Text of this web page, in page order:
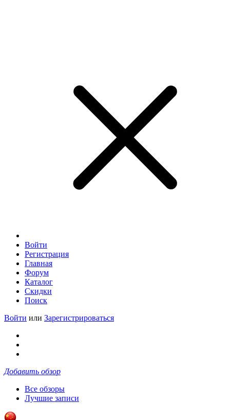
Войти
Регистрация
Главная
Форум
Каталог
Скидки
Поиск
Войти или Зарегистрироваться
Добавить обзор
Все обзоры
Лучшие записи